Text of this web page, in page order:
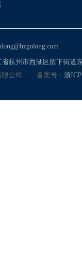
省杭州市西湖区留下街道
公司
备案号： 浙